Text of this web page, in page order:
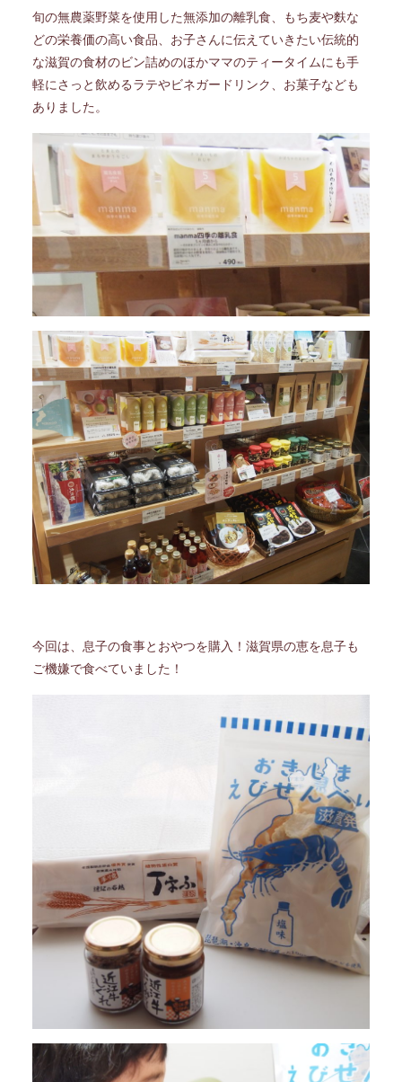
旬の無農薬野菜を使用した無添加の離乳食、もち麦や麩な
どの栄養価の高い食品、お子さんに伝えていきたい伝統的
な滋賀の食材のビン詰めのほかママのティータイムにも手
軽にさっと飲めるラテやビネガードリンク、お菓子なども
ありました。
今回は、息子の食事とおやつを購入！滋賀県の恵を息子も
ご機嫌で食べていました！